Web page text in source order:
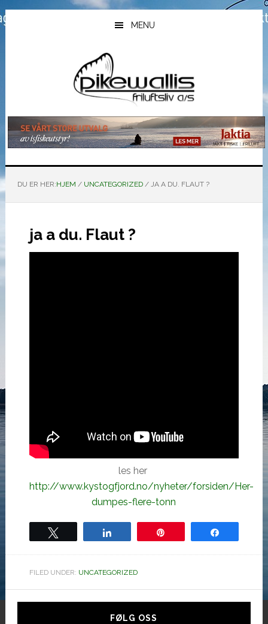
Hopp
til
Hopp
til
Hopp
til
MENU
DU ER HER:HJEM / UNCATEGORIZED /JA A DU. FLAUT ?
ja a du. Flaut ?
les her
http://www.kystogfjord.no/nyheter/forsiden/Her-
dumpes-flere-tonn
FILED UNDER: UNCATEGORIZED
Hoved
FØLG OSS